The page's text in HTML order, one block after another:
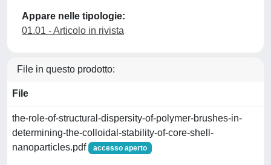
Appare nelle tipologie:
01.01 - Articolo in rivista
File in questo prodotto:
File
the-role-of-structural-dispersity-of-polymer-brushes-in-
determining-the-colloidal-stability-of-core-shell-
nanoparticles.pdf
accesso aperto